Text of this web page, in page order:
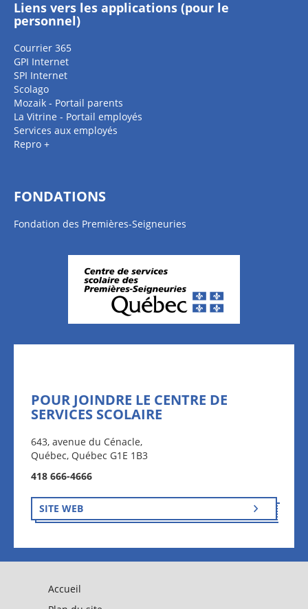
Liens vers les applications (pour le
personnel)
Courrier 365
GPI Internet
SPI Internet
Scolago
Mozaik - Portail parents
La Vitrine - Portail employés
Services aux employés
Repro +
FONDATIONS
Fondation des Premières-Seigneuries
POUR JOINDRE LE CENTRE DE
SERVICES SCOLAIRE
643, avenue du Cénacle,
Québec, Québec G1E 1B3
418 666-4666
SITE WEB
Accueil